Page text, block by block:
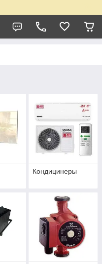
Кондицинеры